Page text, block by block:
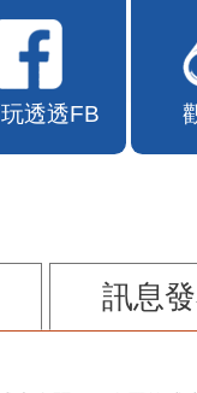
透透FB
訊息